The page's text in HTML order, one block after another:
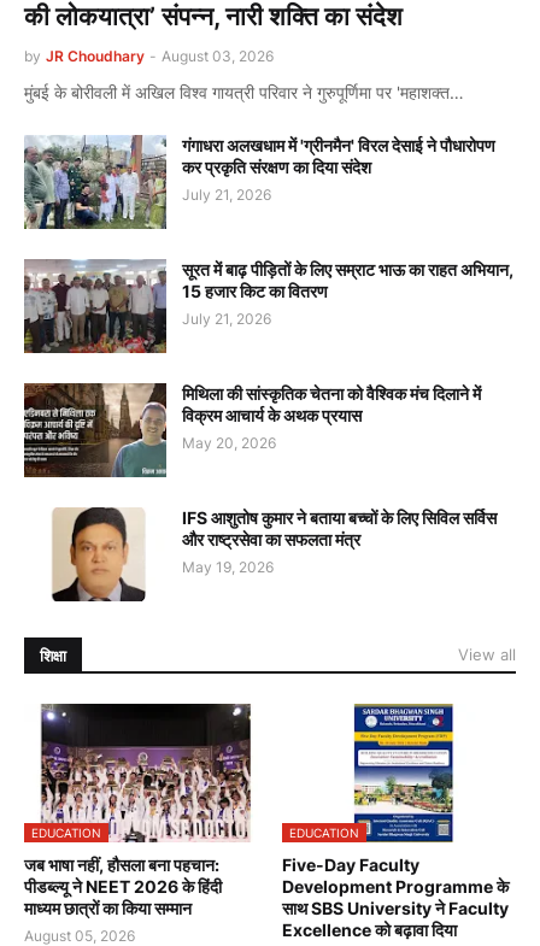
की लोकयात्रा’ संपन्न, नारी शक्ति का संदेश
by JR Choudhary - August 03, 2026
मुंबई के बोरीवली में अखिल विश्व गायत्री परिवार ने गुरुपूर्णिमा पर 'महाशक्त…
गंगाधरा अलखधाम में 'ग्रीनमैन' विरल देसाई ने पौधारोपण
कर प्रकृति संरक्षण का दिया संदेश
July 21, 2026
सूरत में बाढ़ पीड़ितों के लिए सम्राट भाऊ का राहत अभियान,
15 हजार किट का वितरण
July 21, 2026
मिथिला की सांस्कृतिक चेतना को वैश्विक मंच दिलाने में
विक्रम आचार्य के अथक प्रयास
May 20, 2026
IFS आशुतोष कुमार ने बताया बच्चों के लिए सिविल सर्विस
और राष्ट्रसेवा का सफलता मंत्र
May 19, 2026
शिक्षा View all
EDUCATION
जब भाषा नहीं, हौसला बना पहचान:
पीडब्ल्यू ने NEET 2026 के हिंदी
माध्यम छात्रों का किया सम्मान
August 05, 2026
EDUCATION
Five-Day Faculty
Development Programme के
साथ SBS University ने Faculty
Excellence को बढ़ावा दिया